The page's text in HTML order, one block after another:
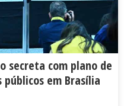
secreta com plano de
em Brasília